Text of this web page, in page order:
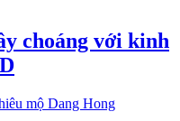
choáng với kinh